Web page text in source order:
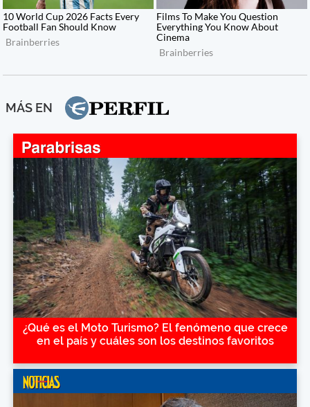
MÁS EN
¿Qué es el Moto Turismo? El fenómeno que crece
en el país y cuáles son los destinos favoritos